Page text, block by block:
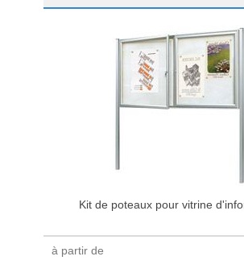
Kit de poteaux pour vitrine
à partir de